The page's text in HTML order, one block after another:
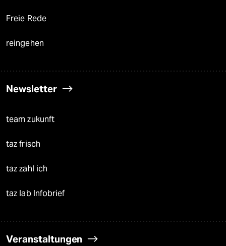
Freie Rede
reingehen
Newsletter
team zukunft
taz frisch
taz zahl ich
taz lab Infobrief
Veranstaltungen